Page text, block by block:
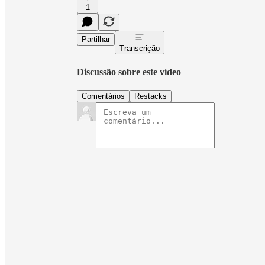
1
Partilhar
Transcrição
Discussão sobre este vídeo
Comentários Restacks